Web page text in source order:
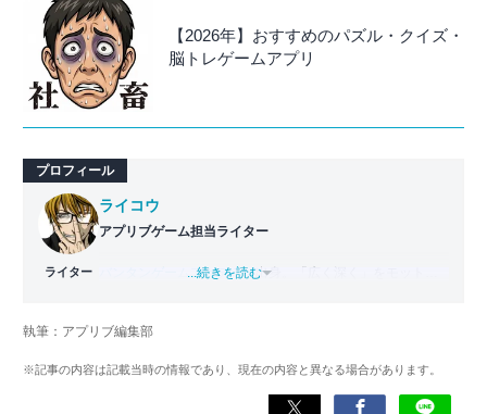
【2026年】おすすめのパズル・クイズ・
脳トレゲームアプリ
プロフィール
ライター
ライコウ
アプリブゲーム担当ライター
バンタンゲームアカデミー 出身。「広く深く」をモットー
ゲームだけでも1,000本以上。ゲーム開発者を目指した経験
くして面白さを引き出し、人々に伝えるためゲームライタ
...続きを読む
執筆：アプリブ編集部
※記事の内容は記載当時の情報であり、現在の内容と異なる場合があります。